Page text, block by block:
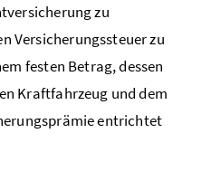
zu
Versicherungssteuer zu
festen Betrag, dessen
Kraftfahrzeug und dem
entrichtet